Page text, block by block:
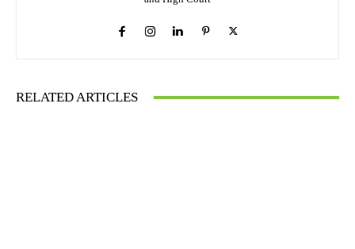
RELATED ARTICLES